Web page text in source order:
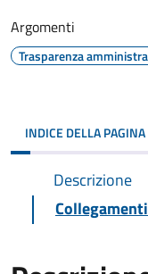
Argomenti
Trasparenza
INDICE DELLA PAGINA
Descrizione
Collegamenti